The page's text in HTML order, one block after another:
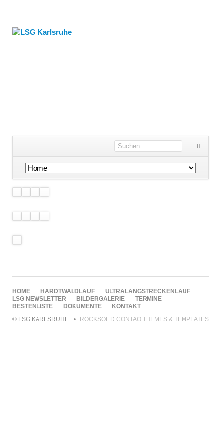
Navigation
NAVIGATION
ÜBERSPRINGEN
HOME HARDTWALDLAUF
ULTRALANGSTRECKENLAUF
LSG NEWSLETTER
BILDERGALERIE
TERMINE
BESTENLISTE
DOKUMENTE
KONTAKT
© LSG KARLSRUHE
ROCKSOLID CONTAO THEMES & TEMPLATES